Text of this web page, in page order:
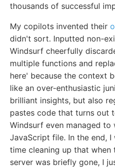
thousands of successful
My copilots invented their
didn't sort. Inputted non-
Windsurf cheerfully
multiple functions and
here' because the context
like an over-enthusiastic
brilliant insights, but also
pastes code that turns out
Windsurf even managed
JavaScript file. In the end,
time cleaning up that when
server was briefly gone, I